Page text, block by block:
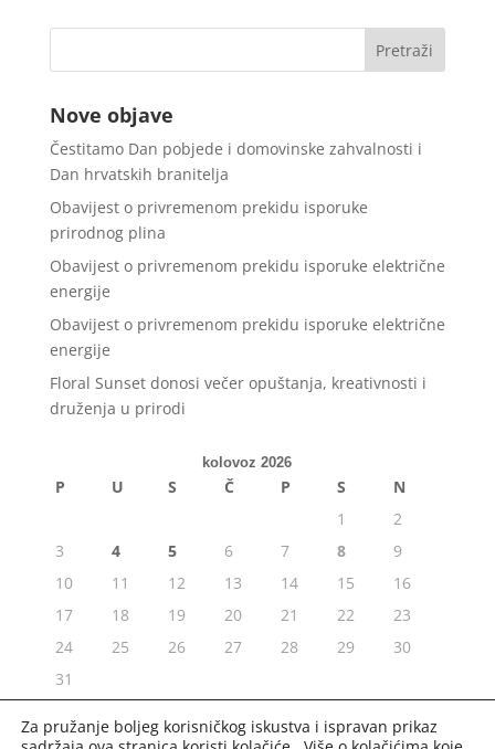
Nove objave
Čestitamo Dan pobjede i domovinske zahvalnosti i
Dan hrvatskih branitelja
Obavijest o privremenom prekidu isporuke
prirodnog plina
Obavijest o privremenom prekidu isporuke električne
energije
Obavijest o privremenom prekidu isporuke električne
energije
Floral Sunset donosi večer opuštanja, kreativnosti i
druženja u prirodi
kolovoz 2026
P U S Č P S
N
1
2
3
4 5 6 7 8
9
10
11 12 13 14 15
16
17
18 19 20 21 22
23
24
25 26 27 28 29
30
31
« srp
Za pružanje boljeg korisničkog iskustva i ispravan prikaz